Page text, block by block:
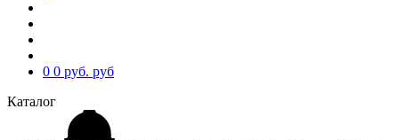
0 0 руб. руб
Каталог